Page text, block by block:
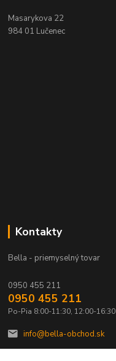
Masarykova 22
984 01 Lučenec
Kontakty
Bella - priemyselný tovar
0950 455 211
0950 455 211
Po-Pia 8:00-11:30, 12:00-16:30
info@bella-obchod.sk